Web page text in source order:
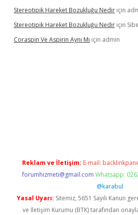
Stereotipik Hareket Bozukluğu Nedir için
Stereotipik Hareket Bozukluğu Nedir için
Coraspin Ve Aspirin Aynı Mı için admin
Reklam ve İletişim: E-mail:
forumhizmeti@gmail.com Whatsapp:
@karabul
Yasal Uyarı: Sitemiz, 5651 Sayılı Kanun
ve İletişim Kurumu (BTK) tarafından